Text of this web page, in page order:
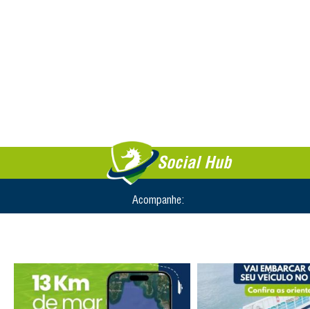
Social Hub
Acompanhe: